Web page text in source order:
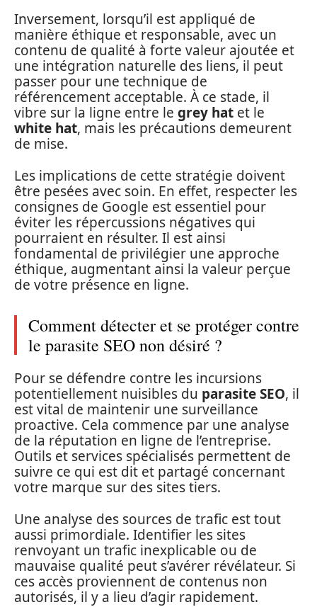
Inversement, lorsqu’il est appliqué de
manière éthique et responsable, avec un
contenu de qualité à forte valeur ajoutée et
une intégration naturelle des liens, il peut
passer pour une technique de
référencement acceptable. À ce stade, il
vibre sur la ligne entre le grey hat et le
white hat, mais les précautions demeurent
de mise.
Les implications de cette stratégie doivent
être pesées avec soin. En effet, respecter les
consignes de Google est essentiel pour
éviter les répercussions négatives qui
pourraient en résulter. Il est ainsi
fondamental de privilégier une approche
éthique, augmentant ainsi la valeur perçue
de votre présence en ligne.
Comment détecter et se protéger contre
le parasite SEO non désiré ?
Pour se défendre contre les incursions
potentiellement nuisibles du parasite SEO, il
est vital de maintenir une surveillance
proactive. Cela commence par une analyse
de la réputation en ligne de l’entreprise.
Outils et services spécialisés permettent de
suivre ce qui est dit et partagé concernant
votre marque sur des sites tiers.
Une analyse des sources de trafic est tout
aussi primordiale. Identifier les sites
renvoyant un trafic inexplicable ou de
mauvaise qualité peut s’avérer révélateur. Si
ces accès proviennent de contenus non
autorisés, il y a lieu d’agir rapidement.